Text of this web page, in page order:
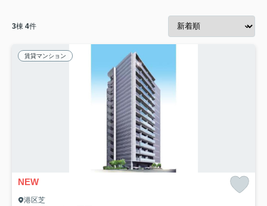
3棟 4件
賃貸マンション
NEW
港区芝